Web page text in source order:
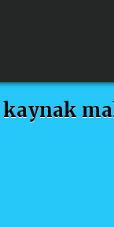
kaynak